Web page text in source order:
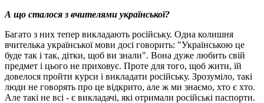
А що сталося з вчителями української?
Багато з них тепер викладають російську. Одна колишня
вчителька української мови досі говорить: "Українською це
буде так і так, дітки, щоб ви знали". Вона дуже любить свій
предмет і цього не приховує. Проте для того, щоб жити, їй
довелося пройти курси і викладати російську. Зрозуміло, такі
люди не говорять про це відкрито, але ж ми знаємо, хто є хто.
Але такі не всі - є викладачі, які отримали російські паспорти.